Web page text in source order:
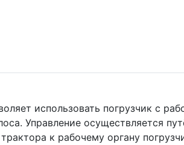
использовать погрузчик с
Управление осуществляется
к рабочему органу